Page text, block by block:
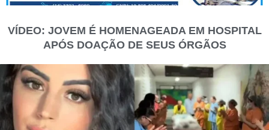
VÍDEO: JOVEM É HOMENAGEADA EM HOSPITAL
APÓS DOAÇÃO DE SEUS ÓRGÃOS